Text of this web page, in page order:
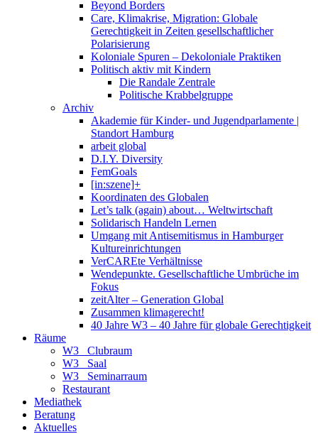
Beyond Borders
Care, Klimakrise, Migration: Globale
Gerechtigkeit in Zeiten gesellschaftlicher
Polarisierung
Koloniale Spuren – Dekoloniale Praktiken
Politisch aktiv mit Kindern
Die Randale Zentrale
Politische Krabbelgruppe
Archiv
Akademie für Kinder- und Jugendparlamente |
Standort Hamburg
arbeit global
D.I.Y. Diversity
FemGoals
[in:szene]+
Koordinaten des Globalen
Let’s talk (again) about… Weltwirtschaft
Solidarisch Handeln Lernen
Umgang mit Antisemitismus in Hamburger
Kultureinrichtungen
VerCAREte Verhältnisse
Wendepunkte. Gesellschaftliche Umbrüche im
Fokus
zeitAlter – Generation Global
Zusammen klimagerecht!
40 Jahre W3 – 40 Jahre für globale Gerechtigkeit
Räume
W3_ Clubraum
W3_ Saal
W3_ Seminarraum
Restaurant
Mediathek
Beratung
Aktuelles